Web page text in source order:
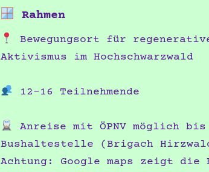
Rahmen
Bewegungsort für
Aktivismus im Hochschwarzwald
12–16 Teilnehmende
Anreise mit ÖPNV möglich bis
Bushaltestelle (Brigach
Achtung: Google maps zeigt